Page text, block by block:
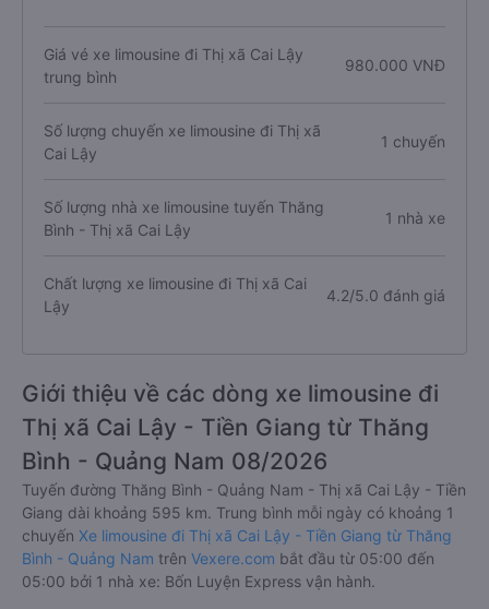
Giá vé xe limousine đi Thị xã Cai Lậy
trung bình
980.000 VNĐ
Số lượng chuyến xe limousine đi Thị xã
Cai Lậy
1 chuyến
Số lượng nhà xe limousine tuyến Thăng
Bình - Thị xã Cai Lậy
1 nhà xe
Chất lượng xe limousine đi Thị xã Cai
Lậy
4.2/5.0 đánh giá
Giới thiệu về các dòng xe limousine đi
Thị xã Cai Lậy - Tiền Giang từ Thăng
Bình - Quảng Nam 08/2026
Tuyến đường Thăng Bình - Quảng Nam - Thị xã Cai Lậy - Tiền
Giang dài khoảng 595 km. Trung bình mỗi ngày có khoảng 1
chuyến Xe limousine đi Thị xã Cai Lậy - Tiền Giang từ Thăng
Bình - Quảng Nam trên Vexere.com bắt đầu từ 05:00 đến
05:00 bởi 1 nhà xe: Bốn Luyện Express vận hành.